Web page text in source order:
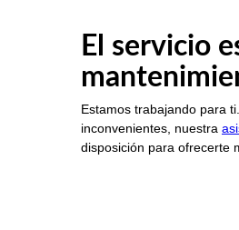
El servicio
Estamos trabajando para
inconvenientes, nuestra
disposición para ofrecerte